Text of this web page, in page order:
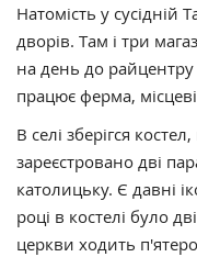
Натомість у
дворів. Там і три
на день до
працює ферма,
В селі зберігся
зареєстровано дві
католицьку. Є давні
році в костелі було
церкви ходить